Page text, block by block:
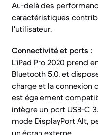
Au-delà des
caractéristiques
l'utilisateur.
Connectivité et ports :
L'iPad Pro 2020 prend
Bluetooth 5.0, et
charge et la connexion
est également
intègre un port USB-C
mode DisplayPort Alt,
un écran externe.